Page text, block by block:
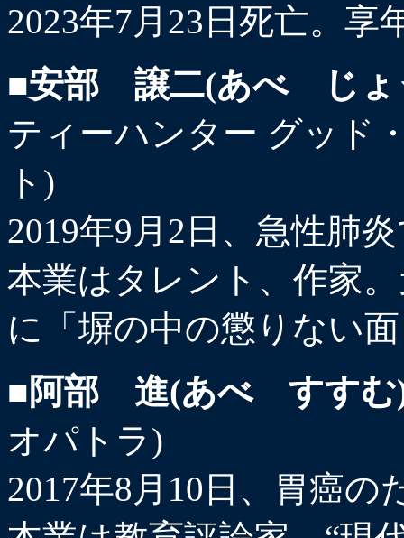
2023年7月23日死亡。享
■安部 譲二(あべ じょ
ティーハンター グッド
ト)
2019年9月2日、急性肺
本業はタレント、作家
に「塀の中の懲りない
■阿部 進(あべ すすむ
オパトラ)
2017年8月10日、胃癌の